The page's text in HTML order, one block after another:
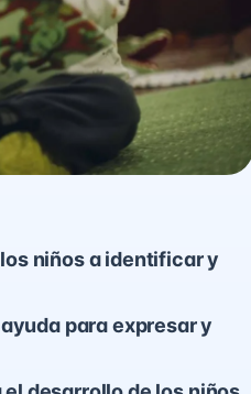
niños a identificar y
para expresar y